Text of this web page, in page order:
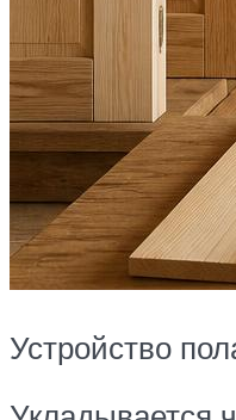
Устройство